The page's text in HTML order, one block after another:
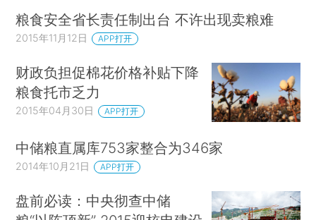
粮食安全省长责任制出台 不许出现卖粮难
2015年11月12日 APP打开
财政负担促棉花价格补贴下降
粮食托市乏力
2015年04月30日 APP打开
中储粮直属库753家整合为346家
2014年10月21日 APP打开
盘前必读：中央彻查中储